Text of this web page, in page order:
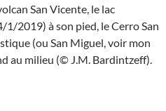
San Vicente, le lac
2019) à son pied, le Cerro San
(ou San Miguel, voir mon
au milieu (© J.M. Bardintzeff).
la capitale